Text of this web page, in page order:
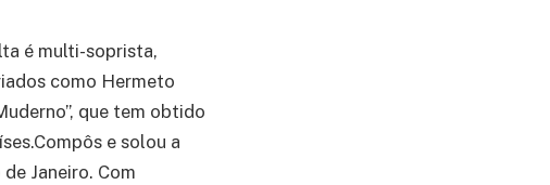
é multi-soprista,
como Hermeto
que tem obtido
e solou a
Janeiro. Com